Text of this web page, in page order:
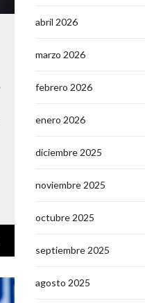
abril 2026
marzo 2026
febrero 2026
enero 2026
diciembre 2025
noviembre 2025
octubre 2025
septiembre 2025
agosto 2025